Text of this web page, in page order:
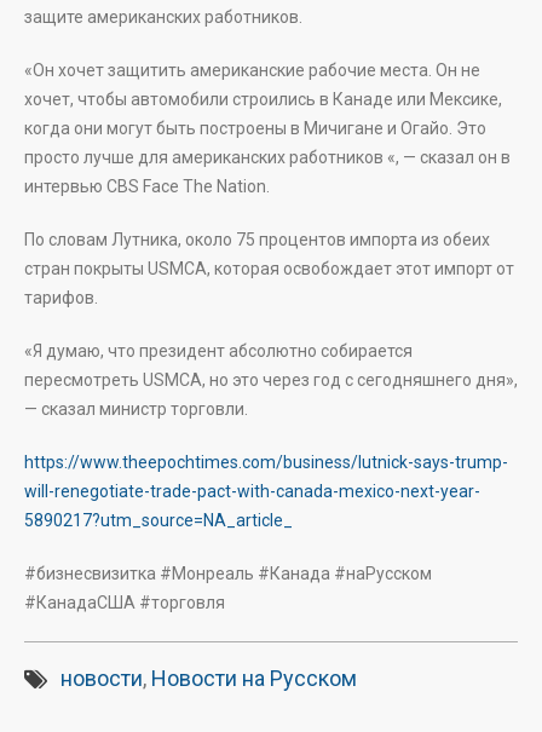
защите американских работников.
«Он хочет защитить американские рабочие места. Он не
хочет, чтобы автомобили строились в Канаде или Мексике,
когда они могут быть построены в Мичигане и Огайо. Это
просто лучше для американских работников «, — сказал он в
интервью CBS Face The Nation.
По словам Лутника, около 75 процентов импорта из обеих
стран покрыты USMCA, которая освобождает этот импорт от
тарифов.
«Я думаю, что президент абсолютно собирается
пересмотреть USMCA, но это через год с сегодняшнего дня»,
— сказал министр торговли.
https://www.theepochtimes.com/business/lutnick-says-trump-
will-renegotiate-trade-pact-with-canada-mexico-next-year-
5890217?utm_source=NA_article_
#бизнесвизитка #Монреаль #Канада #наРусском
#КанадаСША #торговля
новости, Новости на Русском